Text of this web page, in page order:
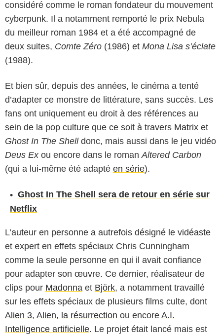
considéré comme le roman fondateur du mouvement
cyberpunk. Il a notamment remporté le prix Nebula
du meilleur roman 1984 et a été accompagné de
deux suites, Comte Zéro (1986) et Mona Lisa s’éclate
(1988).
Et bien sûr, depuis des années, le cinéma a tenté
d’adapter ce monstre de littérature, sans succès. Les
fans ont uniquement eu droit à des références au
sein de la pop culture que ce soit à travers Matrix et
Ghost In The Shelldonc, mais aussi dans le jeu vidéo
Deus Exou encore dans le roman Altered Carbon
(qui a lui-même été adapté en série).
Ghost In The Shell sera de retour en série sur
Netflix
L’auteur en personne a autrefois désigné le vidéaste
et expert en effets spéciaux Chris Cunningham
comme la seule personne en qui il avait confiance
pour adapter son œuvre. Ce dernier, réalisateur de
clips pour Madonna et Björk, a notamment travaillé
sur les effets spéciaux de plusieurs films culte, dont
Alien 3, Alien, la résurrection ou encore A.I.
Intelligence artificielle. Le projet était lancé mais est